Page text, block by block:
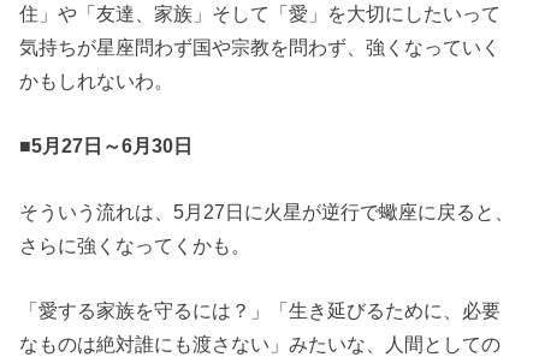
住」や「友達、家族」そして「愛」を大切にしたいって
気持ちが星座問わず国や宗教を問わず、強くなっていく
かもしれないわ。
■5月27日～6月30日
そういう流れは、5月27日に火星が逆行で蠍座に戻ると、
さらに強くなってくかも。
「愛する家族を守るには？」「生き延びるために、必要
なものは絶対誰にも渡さない」みたいな、人間としての